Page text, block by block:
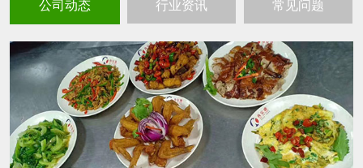
公司动态 行业资讯 常见问题